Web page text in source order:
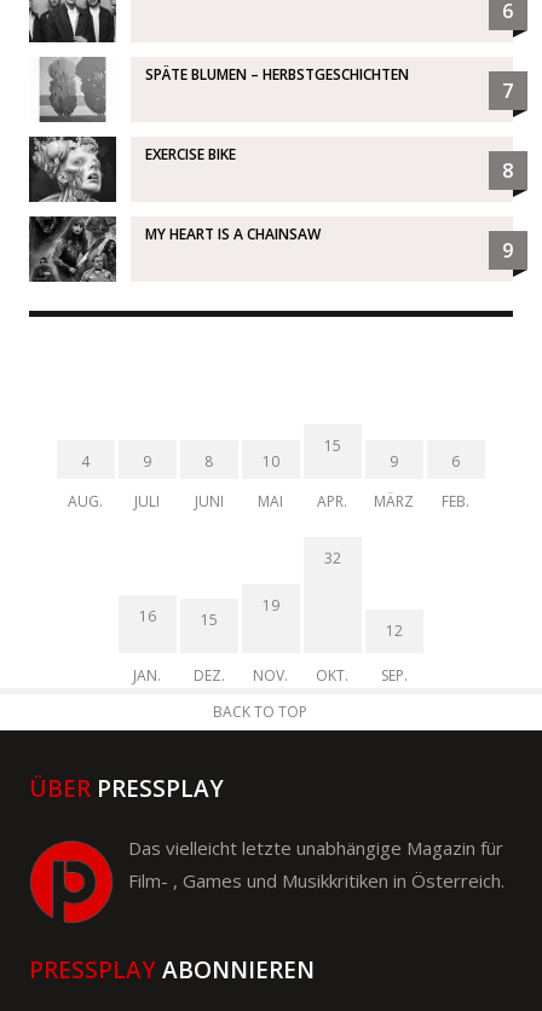
6
SPÄTE BLUMEN – HERBSTGESCHICHTEN
7
EXERCISE BIKE
8
MY HEART IS A CHAINSAW
9
4
AUG.
9
JULI
8
JUNI
10
MAI
15
APR.
9
MÄRZ
6
FEB.
16
JAN.
15
DEZ.
19
NOV.
32
OKT.
12
SEP.
BACK TO TOP
ÜBER PRESSPLAY
Das vielleicht letzte unabhängige Magazin für
Film- , Games und Musikkritiken in Österreich.
PRESSPLAYABONNIEREN